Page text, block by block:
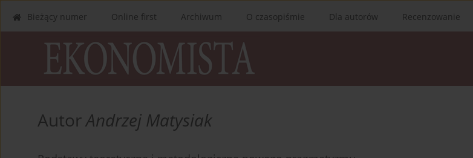
Bieżący numer Online first Archiwum O czasopiśmie Dla autorów Recenzowanie
AutorAndrzej Matysiak